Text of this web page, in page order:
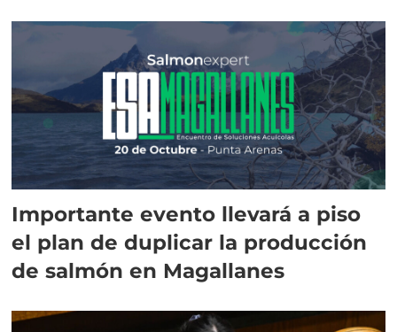
Importante evento llevará a piso
el plan de duplicar la producción
de salmón en Magallanes